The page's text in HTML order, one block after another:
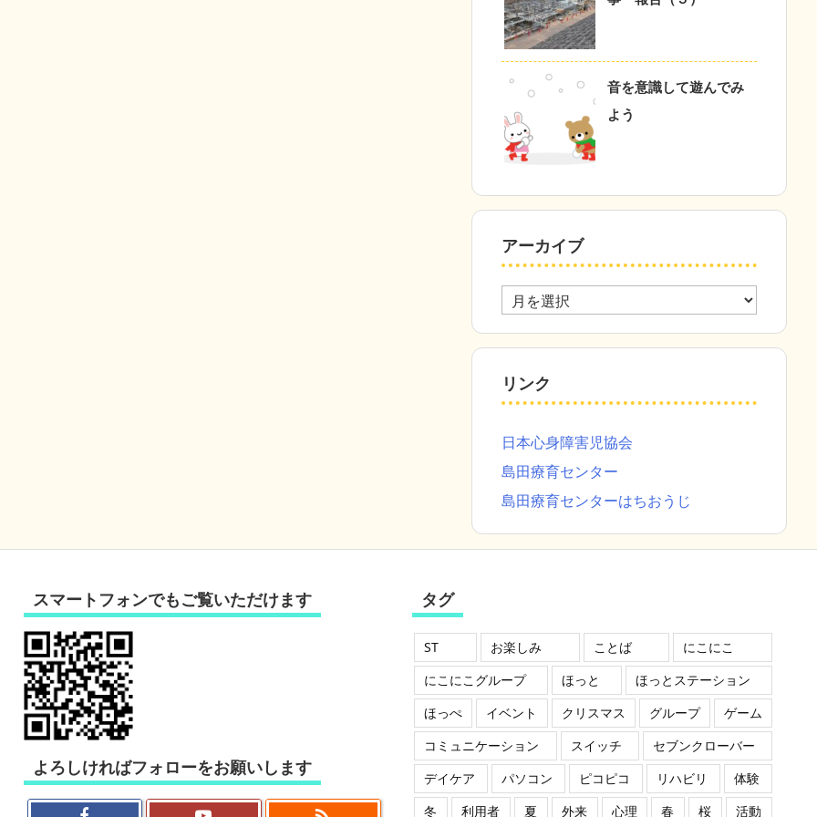
音を意識して遊んでみ
よう
アーカイブ
ー
カ
ブ
リンク
日本心身障害児協会
島田療育センター
島田療育センターはちおうじ
スマートフォンでもご覧いただけます
よろしければフォローをお願いします
タグ
ST お楽しみ ことば
にこにこ
にこにこグループ
ほっと
ほっとステーション
ほっぺ
イベント クリスマス グループ
ゲーム
コミュニケーション
スイッチ
セブンクローバー
デイケア
パソコン ピコピコ リハビリ
体験
冬
利用者 夏 外来 心理 春 桜 活動